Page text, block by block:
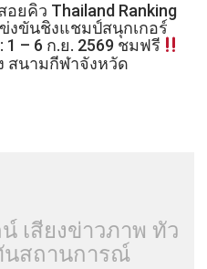
ยคิว Thailand Ranking
งขันชิงแชมป์สนุกเกอร์
1 – 6 ก.ย. 2569 ชมฟรี
สนามกีฬาจังหวัด
เสียงข่าวภาพ ทั่ว
นสถานการณ์